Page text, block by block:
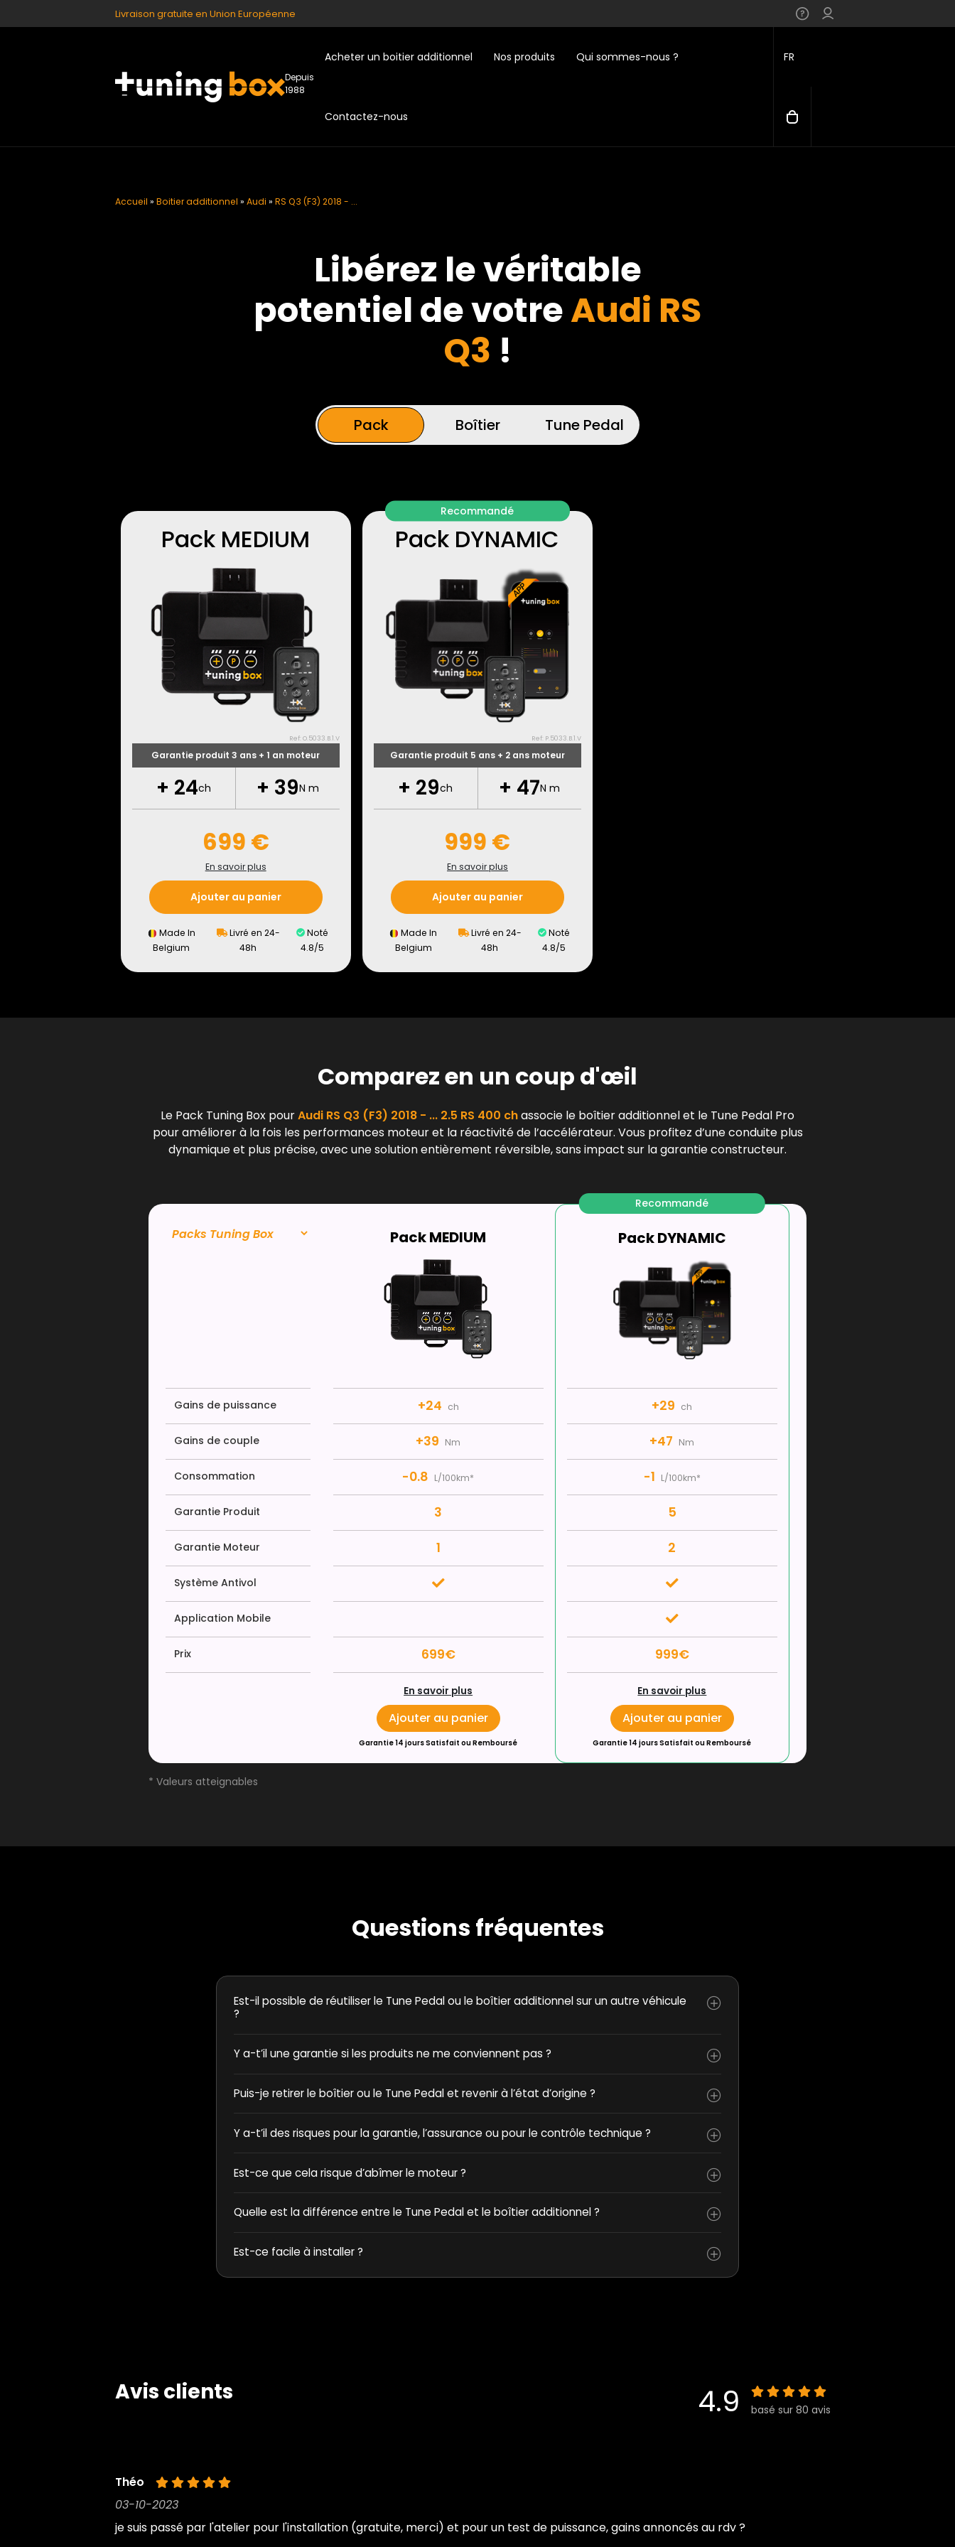
Livraison gratuite en Union Européenne
Depuis
1988
Acheter un boitier additionnel Nos produits Qui sommes-nous ?
Contactez-nous
FR
Accueil » Boitier additionnel » Audi » RS Q3 (F3) 2018 - ...
Libérez le véritable
potentiel de votreAudi RS
Q3 !
Pack Boîtier Tune Pedal
Pack MEDIUM
Ref: O.5033.B.1.V
Garantie produit 3 ans + 1 an moteur
+ 24ch + 39N m
699 €
En savoir plus
Ajouter au panier
Made In
Belgium
Livré en 24-
48h
Noté
4.8/5
Recommandé
Pack DYNAMIC
Ref: P.5033.B.1.V
Garantie produit 5 ans + 2 ans moteur
+ 29ch + 47N m
999 €
En savoir plus
Ajouter au panier
Made In
Belgium
Livré en 24-
48h
Noté
4.8/5
Comparez en un coup d'œil
Le Pack Tuning Box pourAudi RS Q3 (F3) 2018 - ... 2.5 RS 400 chassocie le boîtier additionnel et le Tune Pedal Pro
pour améliorer à la fois les performances moteur et la réactivité de l’accélérateur. Vous profitez d’une conduite plus
dynamique et plus précise, avec une solution entièrement réversible, sans impact sur la garantie constructeur.
Pack MEDIUM
Recommandé
Pack DYNAMIC
Gains de puissance +24 ch +29 ch
Gains de couple +39 Nm +47 Nm
Consommation -0.8 L/100km* -1 L/100km*
Garantie Produit 3 5
Garantie Moteur 1 2
Système Antivol
Application Mobile
Prix 699€ 999€
En savoir plus
Ajouter au panier
Garantie 14 jours Satisfait ou Remboursé
En savoir plus
Ajouter au panier
Garantie 14 jours Satisfait ou Remboursé
* Valeurs atteignables
Questions fréquentes
Est-il possible de réutiliser le Tune Pedal ou le boîtier additionnel sur un autre véhicule
?
Y a-t’il une garantie si les produits ne me conviennent pas ?
Puis-je retirer le boîtier ou le Tune Pedal et revenir à l’état d’origine ?
Y a-t’il des risques pour la garantie, l’assurance ou pour le contrôle technique ?
Est-ce que cela risque d’abîmer le moteur ?
Quelle est la différence entre le Tune Pedal et le boîtier additionnel ?
Est-ce facile à installer ?
Avis clients 4.9 basé sur 80 avis
Théo
03-10-2023
je suis passé par l'atelier pour l'installation (gratuite, merci) et pour un test de puissance, gains annoncés au rdv ?